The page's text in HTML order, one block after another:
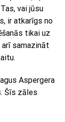
vai jūsu
ir atkarīgs no
tikai uz
samazināt
Aspergera
Šīs zāles